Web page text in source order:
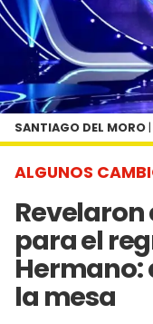
ALGUNOS
para el
Hermano:
la mesa
SANTIAGO DEL MORO